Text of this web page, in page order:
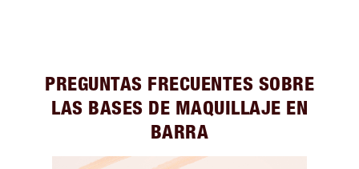
PREGUNTAS FRECUENTES SOBRE
LAS BASES DE MAQUILLAJE EN
BARRA